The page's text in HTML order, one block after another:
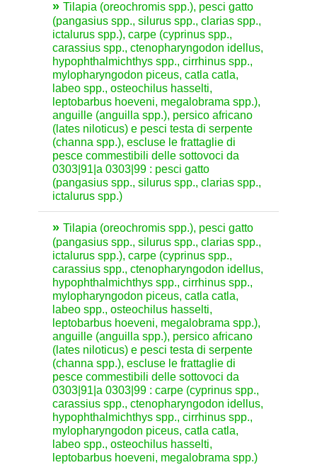
Tilapia (oreochromis spp.), pesci gatto
(pangasius spp., silurus spp., clarias spp.,
ictalurus spp.), carpe (cyprinus spp.,
carassius spp., ctenopharyngodon idellus,
hypophthalmichthys spp., cirrhinus spp.,
mylopharyngodon piceus, catla catla,
labeo spp., osteochilus hasselti,
leptobarbus hoeveni, megalobrama spp.),
anguille (anguilla spp.), persico africano
(lates niloticus) e pesci testa di serpente
(channa spp.), escluse le frattaglie di
pesce commestibili delle sottovoci da
0303|91|a 0303|99 : pesci gatto
(pangasius spp., silurus spp., clarias spp.,
ictalurus spp.)
Tilapia (oreochromis spp.), pesci gatto
(pangasius spp., silurus spp., clarias spp.,
ictalurus spp.), carpe (cyprinus spp.,
carassius spp., ctenopharyngodon idellus,
hypophthalmichthys spp., cirrhinus spp.,
mylopharyngodon piceus, catla catla,
labeo spp., osteochilus hasselti,
leptobarbus hoeveni, megalobrama spp.),
anguille (anguilla spp.), persico africano
(lates niloticus) e pesci testa di serpente
(channa spp.), escluse le frattaglie di
pesce commestibili delle sottovoci da
0303|91|a 0303|99 : carpe (cyprinus spp.,
carassius spp., ctenopharyngodon idellus,
hypophthalmichthys spp., cirrhinus spp.,
mylopharyngodon piceus, catla catla,
labeo spp., osteochilus hasselti,
leptobarbus hoeveni, megalobrama spp.)